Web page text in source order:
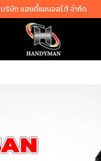
บริษัท แฮนดี้แมนออโต้ จำกัด